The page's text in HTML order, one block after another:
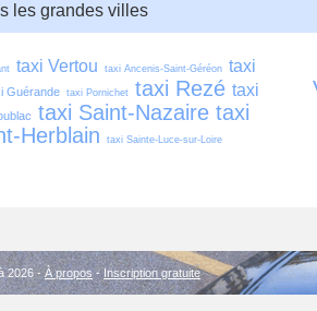
les grandes villes
taxi Vertou taxi Ancenis-Saint-Géréon taxi
Guérande taxi Pornichet taxi Rezé taxi
taxi Saint-Nazaire taxi
Herblain taxi Sainte-Luce-sur-Loire
2026 -À propos-Inscription gratuite